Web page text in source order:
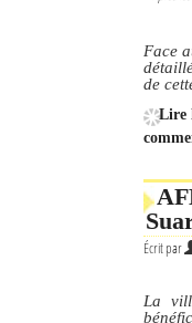
Face
de
Lire
Écrit par
La